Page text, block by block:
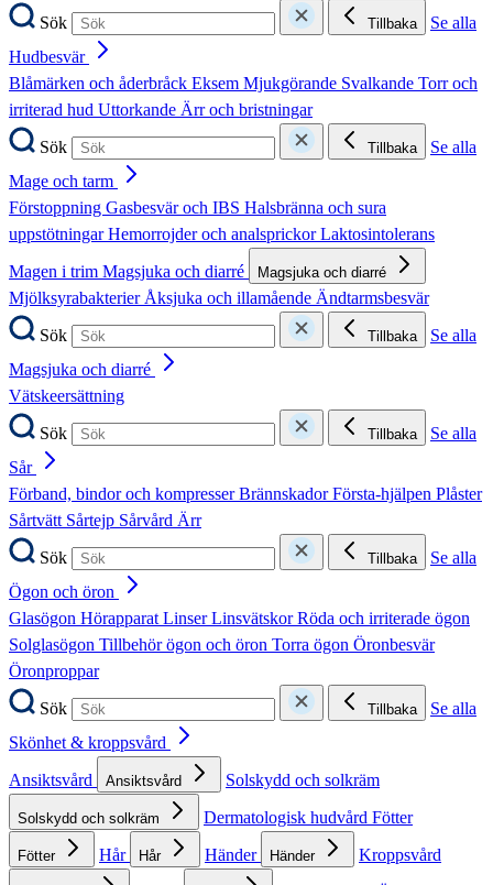
Sök
Tillbaka
Se alla
Hudbesvär
Blåmärken och åderbråck Eksem Mjukgörande Svalkande Torr och
irriterad hud Uttorkande Ärr och bristningar
Sök
Tillbaka
Se alla
Mage och tarm
Förstoppning Gasbesvär och IBS Halsbränna och sura
uppstötningarHemorrojder och analsprickorLaktosintolerans
Magen i trim Magsjuka och diarré Magsjuka och diarré
MjölksyrabakterierÅksjuka och illamående Ändtarmsbesvär
Sök
Tillbaka
Se alla
Magsjuka och diarré
Vätskeersättning
Sök
Tillbaka
Se alla
Sår
Förband, bindor och kompresserBrännskadorFörsta-hjälpen Plåster
Sårtvätt Sårtejp Sårvård Ärr
Sök
Tillbaka
Se alla
Ögon och öron
Glasögon HörapparatLinserLinsvätskorRöda och irriterade ögon
Solglasögon Tillbehör ögon och öron Torra ögon Öronbesvär
Öronproppar
Sök
Tillbaka
Se alla
Skönhet & kroppsvård
Ansiktsvård
Ansiktsvård Solskydd och solkräm
Solskydd och solkräm Dermatologisk hudvård Fötter
Fötter Hår Hår Händer Händer Kroppsvård